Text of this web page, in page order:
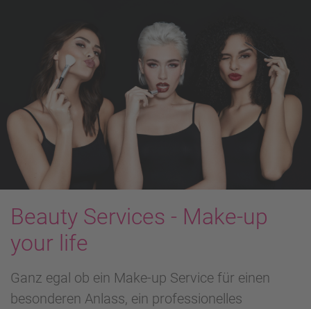
Beauty Services - Make-up
your life
Ganz egal ob ein Make-up Service für einen
besonderen Anlass, ein professionelles